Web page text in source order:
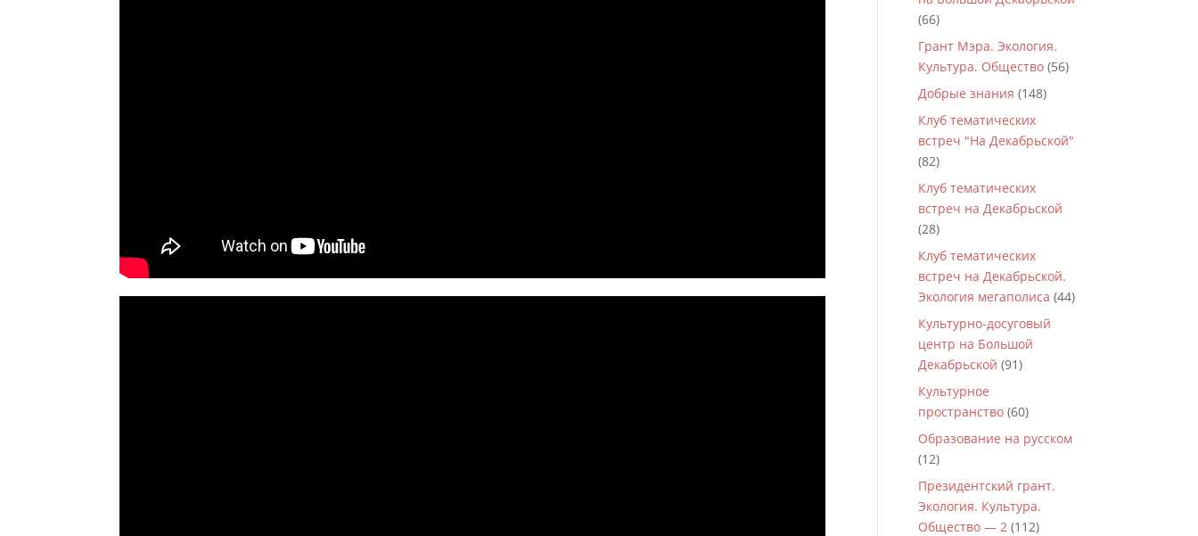
(66)
Грант Мэра. Экология.
Культура. Общество (56)
Добрые знания (148)
Клуб тематических
встреч "На Декабрьской"
(82)
Клуб тематических
встреч на Декабрьской
(28)
Клуб тематических
встреч на Декабрьской.
Экология мегаполиса (44)
Культурно-досуговый
центр на Большой
Декабрьской (91)
Культурное
пространство (60)
Образование на русском
(12)
Президентский грант.
Экология. Культура.
Общество — 2 (112)